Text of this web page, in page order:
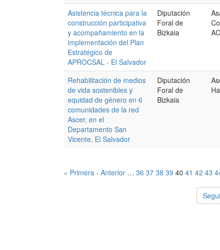
Asistencia técnica para la
construcción participativa
y acompañamiento en la
implementación del Plan
Estratégico de
APROCSAL - El Salvador
Diputación
Foral de
Bizkaia
Rehabilitación de medios
de vida sostenibles y
equidad de género en 6
comunidades de la red
Ascer, en el
Departamento San
Vicente, El Salvador
Diputación
Foral de
Bizkaia
« Primera ‹ Anterior … 36 37 38 39 40 41 42 43